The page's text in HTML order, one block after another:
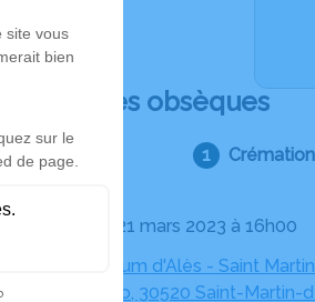
Déroulé des obsèques
Crémation
Le mardi 21 mars 2023 à 16h00
Crématorium d'Alès - Saint
Jean Giono, 30520 Saint-Martin-